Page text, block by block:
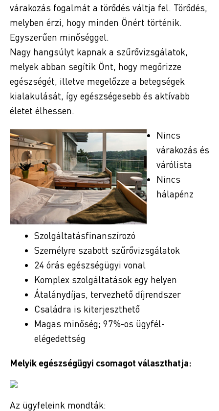
várakozás fogalmát a törődés váltja fel. Törődés,
melyben érzi, hogy minden Önért történik.
Egyszerűen minőséggel.
Nagy hangsúlyt kapnak a szűrővizsgálatok,
melyek abban segítik Önt, hogy megőrizze
egészségét, illetve megelőzze a betegségek
kialakulását, így egészségesebb és aktívabb
életet élhessen.
Nincs
várakozás és
várólista
Nincs
hálapénz
Szolgáltatásfinanszírozó
Személyre szabott szűrővizsgálatok
24 órás egészségügyi vonal
Komplex szolgáltatások egy helyen
Átalánydíjas, tervezhető díjrendszer
Családra is kiterjeszthető
Magas minőség; 97%-os ügyfél-
elégedettség
Melyik egészségügyi csomagot választhatja:
Az ügyfeleink mondták: